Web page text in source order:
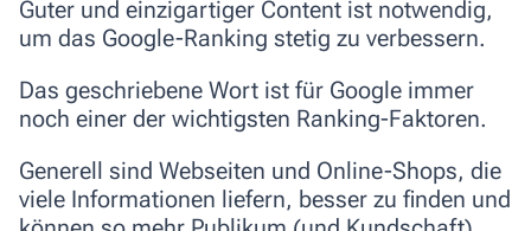
Guter und einzigartiger Content ist notwendig,
um das Google-Ranking stetig zu verbessern.
Das geschriebene Wort ist für Google immer
noch einer der wichtigsten Ranking-Faktoren.
Generell sind Webseiten und Online-Shops, die
viele Informationen liefern, besser zu finden und